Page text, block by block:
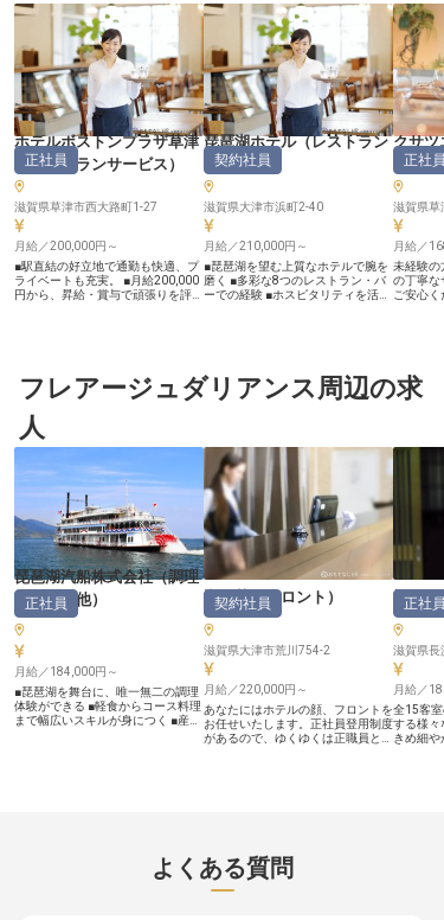
ホテルボストンプラザ草津
（レストランサービス ）
正社員
滋賀県草津市西大路町1-27
月給／200,000円～
■駅直結の好立地で通勤も快適、プ
ライベートも充実。 ■月給200,000
円から、昇給・賞与で頑張りを評
当施設では、レストランでの朝食か
らランチ、ディナーまで、そして大
など、多岐にわたるシーンでお客様
をお迎えしています。一つ一つのサ
ービスに心を込め、お客様にとって
忘れられない特別なひとときを創造
することが私たちの喜びです。 あ
なたの温かいおもてなしの心で、お
客様の笑顔を咲かせませんか。日々
の業務を通じて、お客様との素敵な
出会いが待っています。 ーー成長
を支える環境と確かなキャリアパス
私たちは、スタッフ一人ひとりが安
心して長く働ける環境を大切にして
います。月給200,000円からのスタ
ートに加え、年2回の賞与や年1回
の昇給で、あなたの頑張りをしっか
りと評価。 社会保険完備はもちろ
ん、社員割引や研修制度も充実して
おり、着実にスキルアップを目指せ
ます。月8日休みや夏季・冬季休暇
もあり、プライベートとの両立も可
能です。 経験を活かし、さらなる
高みを目指したい方を心よりお待ち
琵琶湖ホテル（レストラン
サービス）
契約社員
滋賀県大津市浜町2-40
月給／210,000円～
■琵琶湖を望む上質なホテルで腕を
磨く ■多彩な8つのレストラン・バ
ーでの経験 ■ホスピタリティを活か
テル」。 イタリアン、日本料理、
鉄板焼、鮨など、多彩な8つのレス
に残るサービスをご提供。一流のお
もてなしの心と技術を身につけなが
ら、お客様の笑顔のために一緒に働
きませんか？ 京都・滋賀エリアを
代表するホテルで、あなたの経験を
活かしてみませんか？ ーー【多彩
な経験を積みながら成長できる環
境】 朝食からディナー、バータイ
ムまで、様々な時間帯でのサービス
を経験できるのが魅力です。 レス
トランサービスを中心に、宴会や婚
礼、宿泊サービスなどマルチタスク
にチャレンジできるので、ホテルサ
ービスのプロフェッショナルとして
幅広いスキルが身につきます！バー
テンダーやソムリエなど、あなたの
特技や資格を活かせるポジションも
あり、キャリアアップの道も多様。
JR大津駅や京阪びわ湖浜大津駅か
らアクセス良好で、無料駐車場もあ
るため通勤も便利です。 ホテルサ
クサツ
（レス
正社員
滋賀県草
月給／
未経験の
の丁寧な
ご安心
ファミ
などを備
日時点の
フレアージュダリアンス周辺の求
人
琵琶湖汽船株式会社（調理
部門その他）
正社員
月給／184,000円～
■琵琶湖を舞台に、唯一無二の調理
体験ができる ■軽食からコース料理
まで幅広いスキルが身につく ■産
本格コース料理、お弁当、そして子
どもたちへの給食まで、多彩なシー
湖西荘（フロント ）
契約社員
滋賀県大津市荒川754-2
月給／220,000円～
あなたにはホテルの顔、フロントを
お任せいたします。正社員登用制度
があるので、ゆくゆくは正職員とし
かなものにしませんか？※この求人
は2024年1月25日時点の情報です
旅館紅
正社員
滋賀県長
月給／
全15客
する様々
きめ細
よくある質問